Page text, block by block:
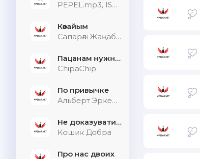
PEPEL.mp3, ISVNBITOV, Alfredovich
Көзайым
Сапарәлі Жаңабек
Пацанам нужна дыхалка
ChipaChip
По привычке
Альберт Эркенов
Не доказувати тим, хто не слухає
Кошик Добра
Про нас двоих